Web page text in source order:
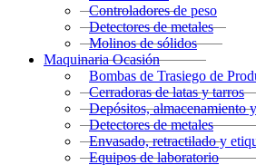
Controladores de peso
Detectores de metales
Molinos de sólidos
Maquinaria Ocasión
Bombas de Trasiego de
Cerradoras de latas y tarros
Depósitos, almacenamiento
Detectores de metales
Envasado, retractilado y
Equipos de laboratorio